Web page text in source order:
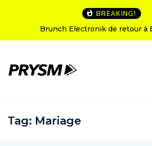
BREAKING!
Brunch Electronik de retour à Bordeaux
Tag: Mariage